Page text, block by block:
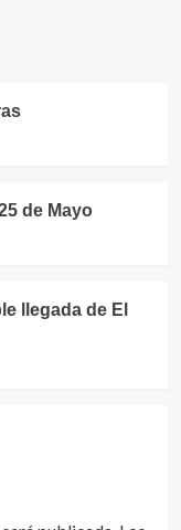
de Mayo
llegada de El